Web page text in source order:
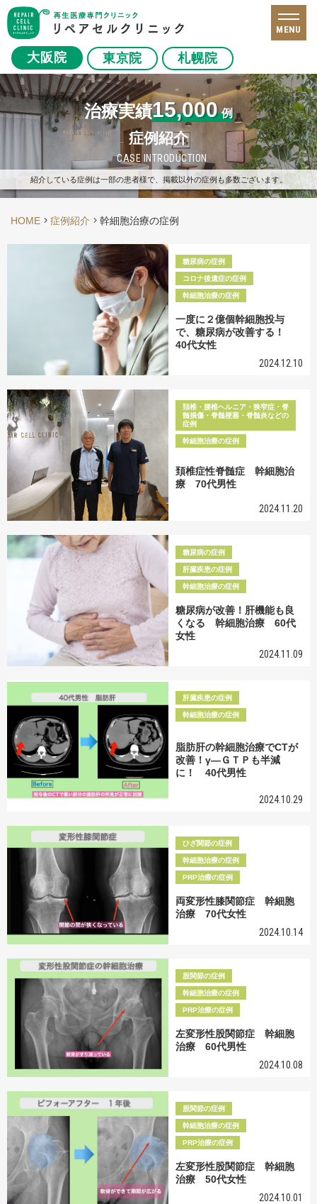
大阪院 東京院 札幌院
MENU
治療実績15,000 例
症例紹介
CASE INTRODUCTION
紹介している症例は一部の患者様で、掲載以外の症例も多数ございます。
HOME 症例紹介 幹細胞治療の症例
糖尿病の症例
コロナ後遺症の症例
幹細胞治療の症例
一度に２億個幹細胞投与
で、糖尿病が改善する！
40代女性
2024.12.10
頚椎・腰椎ヘルニア・狭窄症・脊
髄損傷・脊髄梗塞・脊髄炎などの
症例
幹細胞治療の症例
頚椎症性脊髄症 幹細胞治
療 70代男性
2024.11.20
糖尿病の症例
肝臓疾患の症例
幹細胞治療の症例
糖尿病が改善！肝機能も良
くなる 幹細胞治療 60代
女性
2024.11.09
肝臓疾患の症例
幹細胞治療の症例
脂肪肝の幹細胞治療でCTが
改善！γ―ＧＴＰも半減
に！ 40代男性
2024.10.29
ひざ関節の症例
幹細胞治療の症例
PRP治療の症例
両変形性膝関節症 幹細胞
治療 70代女性
2024.10.14
股関節の症例
幹細胞治療の症例
PRP治療の症例
左変形性股関節症 幹細胞
治療 60代男性
2024.10.08
股関節の症例
幹細胞治療の症例
PRP治療の症例
左変形性股関節症 幹細胞
治療 50代女性
2024.10.01